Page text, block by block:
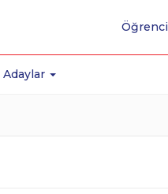
Adaylar
Öğrenci